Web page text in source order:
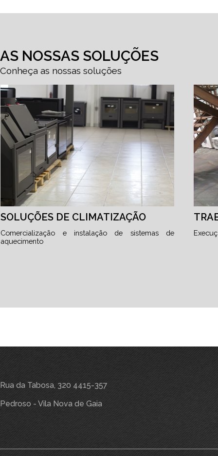
AS NOSSAS SOLUÇÕES
Conheça as nossas soluções
SOLUÇÕES DE CLIMATIZAÇÃO
Comercialização e instalação de sistemas de
aquecimento
Rua da Tabosa, 320 4415-357
Pedroso - Vila Nova de Gaia